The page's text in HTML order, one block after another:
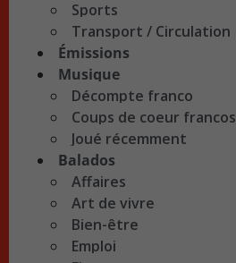
Sports
Transport / Circulation
Émissions
Musique
Décompte franco
Coups de coeur francos
Joué récemment
Balados
Affaires
Art de vivre
Bien-être
Emploi